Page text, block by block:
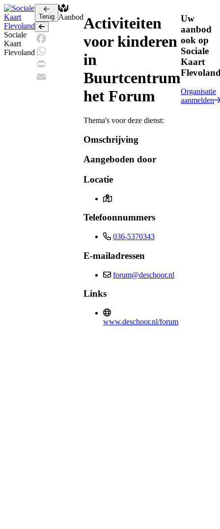
Sociale
Kaart
Flevoland
Terug
Terug
Facebook
WhatsApp
Print
AanbodActiviteiten
voor kinderen
in
Buurtcentrum
het Forum
Thema's voor deze dienst:
Omschrijving
Aangeboden door
Locatie
Telefoonnummers
036-5370343
E-mailadressen
forum@deschoor.nl
Links
www.deschoor.nl/forum
Uw
aanbod
ook op
Sociale
Kaart
Organisatie
aanmelden